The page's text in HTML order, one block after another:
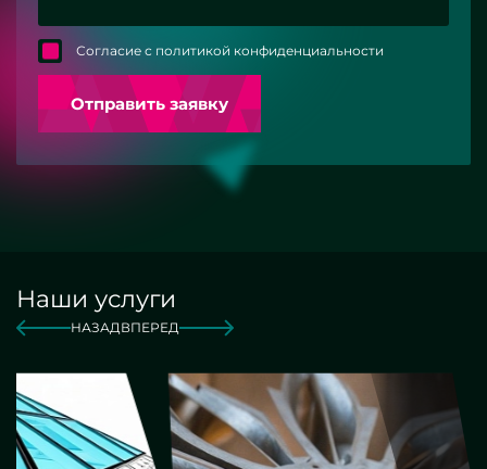
Согласие с политикой конфиденциальности
Отправить заявку
Наши услуги
НАЗАДВПЕРЕД